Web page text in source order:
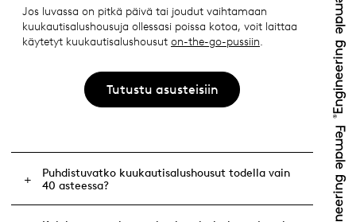
Jos luvassa on pitkä päivä tai joudut vaihtamaan
kuukautisalushousuja ollessasi poissa kotoa, voit laittaa
käytetyt kuukautisalushousut on-the-go-pussiin.
Tutustu asusteisiin
Puhdistuvatko kuukautisalushousut todella vain
40 asteessa?